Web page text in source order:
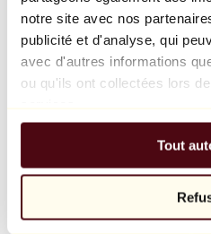
notre site avec nos
publicité et d'analyse, qui
avec d'autres informations
ou qu'ils ont collectées lors
Tout
Balloon Dog (Orange)
Jeff Koons
10 000 €
Parcourir
Tous les
Tous les